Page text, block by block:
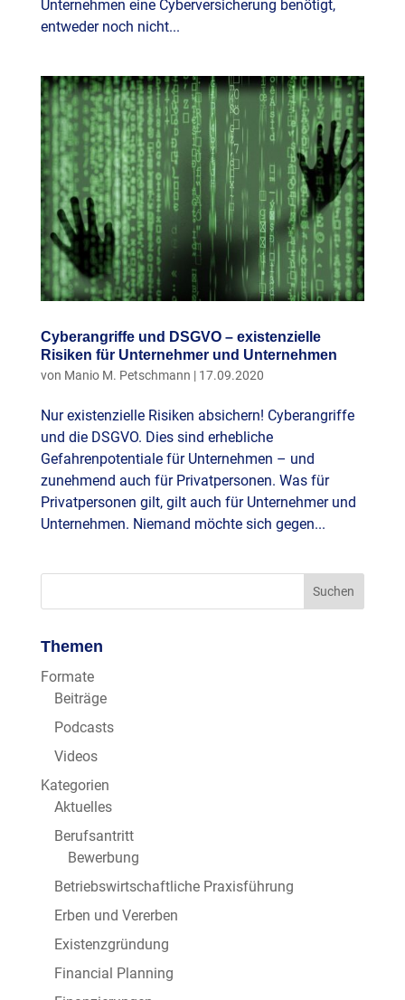
Unternehmen eine Cyberversicherung benötigt,
entweder noch nicht...
Cyberangriffe und DSGVO – existenzielle
Risiken für Unternehmer und Unternehmen
von Manio M. Petschmann | 17.09.2020
Nur existenzielle Risiken absichern! Cyberangriffe
und die DSGVO. Dies sind erhebliche
Gefahrenpotentiale für Unternehmen – und
zunehmend auch für Privatpersonen. Was für
Privatpersonen gilt, gilt auch für Unternehmer und
Unternehmen. Niemand möchte sich gegen...
Themen
Formate
Beiträge
Podcasts
Videos
Kategorien
Aktuelles
Berufsantritt
Bewerbung
Betriebswirtschaftliche Praxisführung
Erben und Vererben
Existenzgründung
Financial Planning